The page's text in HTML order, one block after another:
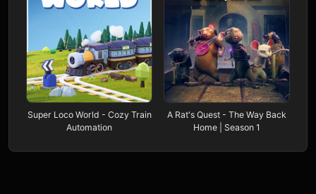
Super Loco World - Cozy Train
Automation
A Rat's Quest - The Way Back
Home | Season 1